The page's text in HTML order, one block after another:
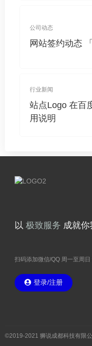
公司动态
网站签约动态
行业新闻
站点Logo 在百
用说明
工信部短信核验
以 极 致 服务
精 湛 成就你
扫码添加微信/QQ 周一至周
登录/注册
©2019-2021 狮说成都科技有限